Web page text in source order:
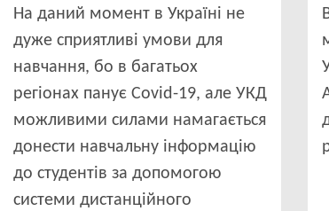
На даний момент в Україні не
дуже сприятливі умови для
навчання, бо в багатьох
регіонах панує Covid-19, але УКД
можливими силами намагається
донести навчальну інформацію
до студентів за допомогою
системи дистанційного